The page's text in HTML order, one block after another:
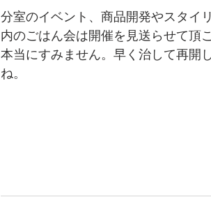
分室のイベント、商品開発やスタイ
内のごはん会は開催を見送らせて頂
本当にすみません。早く治して再開
ね。